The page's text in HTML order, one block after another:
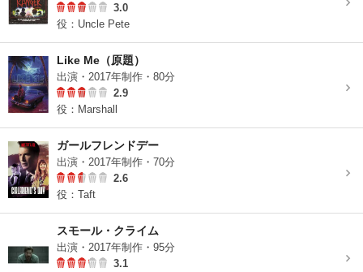
3.0
役：Uncle Pete
Like Me（原題）
出演・2017年制作・80分
2.9
役：Marshall
ガールフレンドデー
出演・2017年制作・70分
2.6
役：Taft
スモール・クライム
出演・2017年制作・95分
3.1